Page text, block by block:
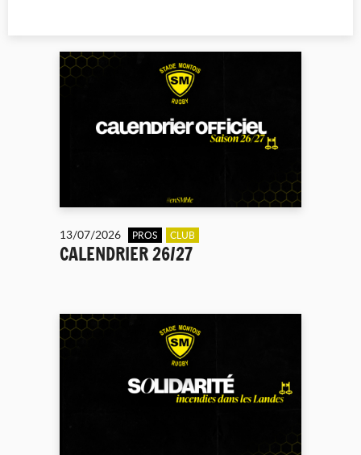
13/07/2026 PROS CLUB
CALENDRIER 26/27